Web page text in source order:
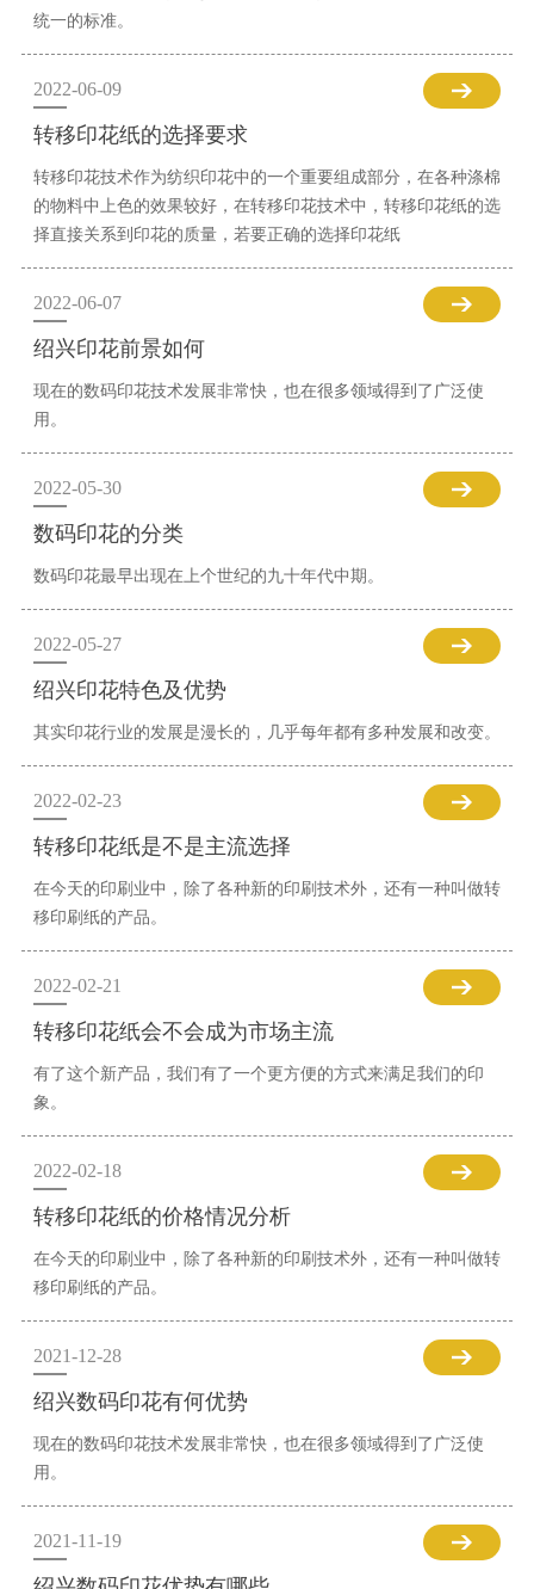
统一的标准。
2022-06-09
转移印花纸的选择要求
转移印花技术作为纺织印花中的一个重要组成部分，在各种涤棉
的物料中上色的效果较好，在转移印花技术中，转移印花纸的选
择直接关系到印花的质量，若要正确的选择印花纸
2022-06-07
绍兴印花前景如何
现在的数码印花技术发展非常快，也在很多领域得到了广泛使
用。
2022-05-30
数码印花的分类
数码印花最早出现在上个世纪的九十年代中期。
2022-05-27
绍兴印花特色及优势
其实印花行业的发展是漫长的，几乎每年都有多种发展和改变。
2022-02-23
转移印花纸是不是主流选择
在今天的印刷业中，除了各种新的印刷技术外，还有一种叫做转
移印刷纸的产品。
2022-02-21
转移印花纸会不会成为市场主流
有了这个新产品，我们有了一个更方便的方式来满足我们的印
象。
2022-02-18
转移印花纸的价格情况分析
在今天的印刷业中，除了各种新的印刷技术外，还有一种叫做转
移印刷纸的产品。
2021-12-28
绍兴数码印花有何优势
现在的数码印花技术发展非常快，也在很多领域得到了广泛使
用。
2021-11-19